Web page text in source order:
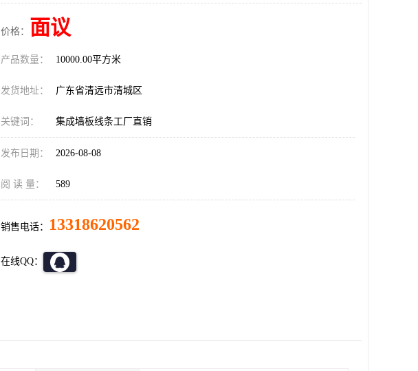
价格： 面议
产品数量： 10000.00平方米
发货地址： 广东省清远市清城区
关键词： 集成墙板线条工厂直销
发布日期： 2026-08-08
阅 读 量： 589
销售电话： 13318620562
在线QQ：